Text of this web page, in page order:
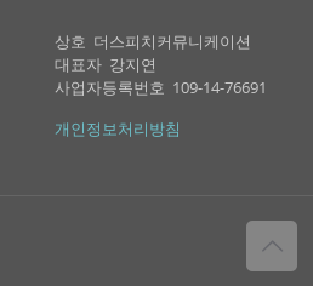
상호 더스피치커뮤니케이션
대표자 강지연
사업자등록번호 109-14-76691
개인정보처리방침